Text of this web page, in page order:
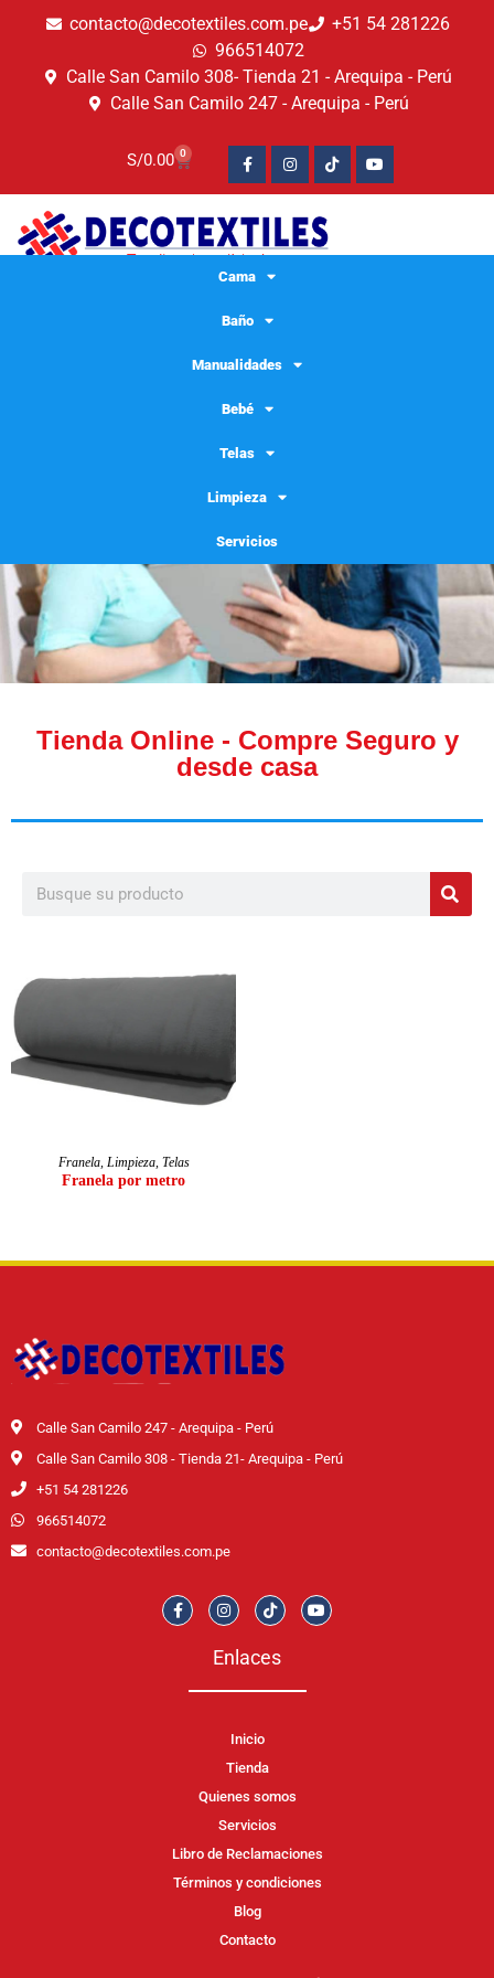
contacto@decotextiles.com.pe
+51 54 281226
966514072
Calle San Camilo 308- Tienda 21 - Arequipa - Perú
Calle San Camilo 247 - Arequipa - Perú​
S/0.00 0
Cama
Baño
Manualidades
Bebé
Telas
Limpieza
Servicios
franela algodon para limpieza
Tienda Online - Compre Seguro y
desde casa
LEER MÁS
Franela, Limpieza, Telas
Franela por metro
Calle San Camilo 247 - Arequipa - Perú
Calle San Camilo 308 - Tienda 21- Arequipa - Perú
+51 54 281226
966514072
contacto@decotextiles.com.pe
Enlaces
Inicio
Tienda
Quienes somos
Servicios
Libro de Reclamaciones
Términos y condiciones
Blog
Contacto